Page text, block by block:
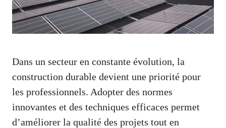
Dans un secteur en constante évolution, la
construction durable devient une priorité pour
les professionnels. Adopter des normes
innovantes et des techniques efficaces permet
d’améliorer la qualité des projets tout en